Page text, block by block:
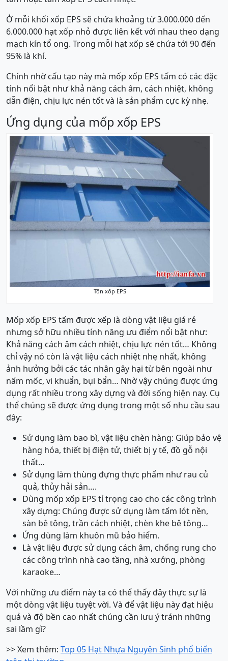
Ở mỗi khối xốp EPS sẽ chứa khoảng từ 3.000.000 đến
6.000.000 hạt xốp nhỏ được liên kết với nhau theo dạng
mạch kín tổ ong. Trong mỗi hạt xốp sẽ chứa tới 90 đến
95% là khí.
Chính nhờ cấu tạo này mà mốp xốp EPS tấm có các đặc
tính nổi bật như khả năng cách âm, cách nhiệt, không
dẫn điện, chịu lực nén tốt và là sản phẩm cực kỳ nhẹ.
Ứng dụng của mốp xốp EPS
Tôn xốp EPS
Mốp xốp EPS tấm được xếp là dòng vật liệu giá rẻ
nhưng sở hữu nhiều tính năng ưu điểm nổi bật như:
Khả năng cách âm cách nhiệt, chịu lực nén tốt… Không
chỉ vậy nó còn là vật liệu cách nhiệt nhẹ nhất, không
ảnh hưởng bởi các tác nhân gây hại từ bên ngoài như
nấm mốc, vi khuẩn, bụi bẩn… Nhờ vậy chúng được ứng
dụng rất nhiều trong xây dựng và đời sống hiện nay. Cụ
thể chúng sẽ được ứng dụng trong một số nhu cầu sau
đây:
Sử dụng làm bao bì, vật liệu chèn hàng: Giúp bảo vệ
hàng hóa, thiết bị điện tử, thiết bị y tế, đồ gỗ nội
thất…
Sử dụng làm thùng đựng thực phẩm như rau củ
quả, thủy hải sản….
Dùng mốp xốp EPS tỉ trọng cao cho các công trình
xây dựng: Chúng được sử dụng làm tấm lót nền,
sàn bê tông, trần cách nhiệt, chèn khe bê tông…
Ứng dùng làm khuôn mũ bảo hiểm.
Là vật liệu được sử dụng cách âm, chống rung cho
các công trình nhà cao tầng, nhà xưởng, phòng
karaoke…
Với những ưu điểm này ta có thể thấy đây thực sự là
một dòng vật liệu tuyệt vời. Và để vật liệu này đạt hiệu
quả và độ bền cao nhất chúng cần lưu ý tránh những
sai lầm gì?
>> Xem thêm: Top 05 Hạt Nhựa Nguyên Sinh phổ biến